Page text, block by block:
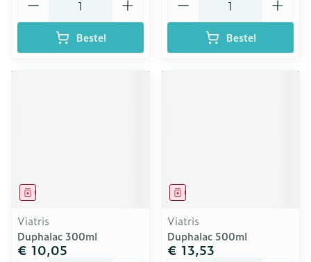
Bestel Bestel
Geneesmiddel
Viatris
Duphalac 300ml
€ 10,05
Geneesmiddel
Viatris
Duphalac 500ml
€ 13,53